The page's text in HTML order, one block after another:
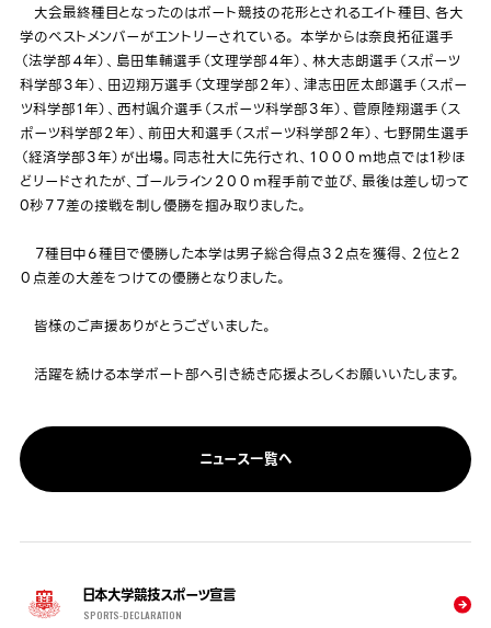
大会最終種目となったのはボート競技の花形とされるエイト種目、各大
学のベストメンバーがエントリーされている。 本学からは奈良拓征選手
（法学部４年）、島田隼輔選手（文理学部４年）、林大志朗選手（スポーツ
科学部３年）、田辺翔万選手（文理学部２年）、津志田匠太郎選手（スポー
ツ科学部１年）、西村颯介選手（スポーツ科学部３年）、菅原陸翔選手（ス
ポーツ科学部２年）、前田大和選手（スポーツ科学部２年）、七野開生選手
（経済学部３年）が出場。同志社大に先行され、１０００ｍ地点では１秒ほ
どリードされたが、ゴールライン２００ｍ程手前で並び、最後は差し切って
0秒７７差の接戦を制し優勝を掴み取りました。
７種目中６種目で優勝した本学は男子総合得点３２点を獲得、２位と２
０点差の大差をつけての優勝となりました。
皆様のご声援ありがとうございました。
活躍を続ける本学ボート部へ引き続き応援よろしくお願いいたします。
ニュース一覧へ
日本大学競技スポーツ宣言
SPORTS-DECLARATION